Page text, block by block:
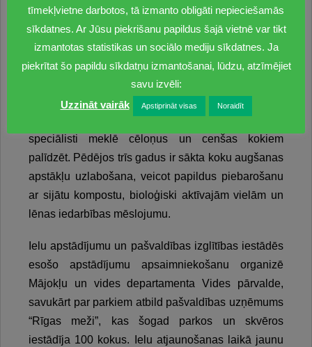
Pēc iestādīšanas dižstādus īpaši pieskata vismaz
desmit gadus. Sākumā liela vērību velta laistīšanai
un mēslošanai, katru otro gadu notiek vainagu
veidošana. Departamenta speciālisti kokus apseko
vairākas reizes gadā, vērtējot to attīstību un
augšanas apstākļus. Ja šo desmit gadu laikā koku
attīstības temps ir lēnāks, nekā tam vajadzētu būt,
speciālisti meklē cēloņus un cenšas kokiem
palīdzēt. Pēdējos trīs gadus ir sākta koku augšanas
apstākļu uzlabošana, veicot papildus piebarošanu
ar sijātu kompostu, bioloģiski aktīvajām vielām un
lēnas iedarbības mēslojumu.
Ielu apstādījumu un pašvaldības izglītības iestādēs
esošo apstādījumu apsaimniekošanu organizē
Mājokļu un vides departamenta Vides pārvalde,
savukārt par parkiem atbild pašvaldības uzņēmums
“Rīgas meži”, kas šogad parkos un skvēros
iestādīja 100 kokus. Ielu atjaunošanas laikā jaunu
tīmekļvietne darbotos, tā izmanto obligāti nepieciešamās
sīkdatnes. Ar Jūsu piekrišanu papildus šajā vietnē var tikt
izmantotas statistikas un sociālo mediju sīkdatnes. Ja
piekrītat šo papildu sīkdatņu izmantošanai, lūdzu, atzīmējiet
savu izvēli:
Uzzināt vairāk
Apstiprināt visas Noraidīt